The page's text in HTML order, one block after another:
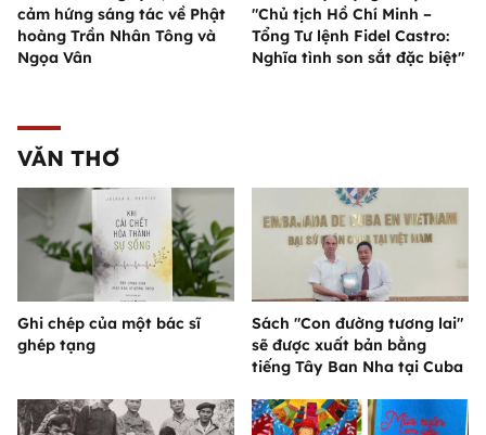
cảm hứng sáng tác về Phật
hoàng Trần Nhân Tông và
Ngọa Vân
"Chủ tịch Hồ Chí Minh –
Tổng Tư lệnh Fidel Castro:
Nghĩa tình son sắt đặc biệt"
VĂN THƠ
Ghi chép của một bác sĩ
ghép tạng
Sách "Con đường tương lai"
sẽ được xuất bản bằng
tiếng Tây Ban Nha tại Cuba